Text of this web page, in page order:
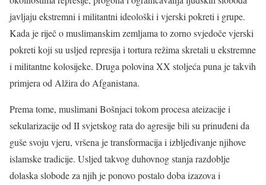
javljaju ekstremni i militantni ideološki i vjerski pokreti i grupe.
Kada je riječ o muslimanskim zemljama to zorno svjedoče vjerski
pokreti koji su usljed represija i tortura režima skretali u ekstremne
i militantne kolosijeke. Druga polovina XX stoljeća puna je takvih
primjera od Alžira do Afganistana.
Prema tome, muslimani Bošnjaci tokom procesa ateizacije i
sekularizacije od II svjetskog rata do agresije bili su prinuđeni da
guše svoju vjeru, vršena je transformacija i izbljeđivanje njihove
islamske tradicije. Usljed takvog duhovnog stanja razdoblje
dolaska slobode za njih je ponovo postalo doba izazova i